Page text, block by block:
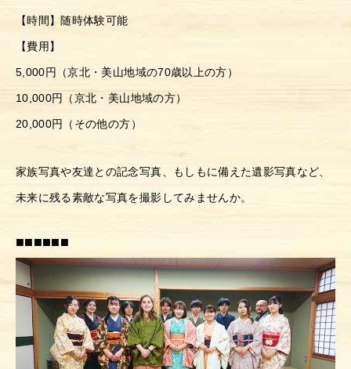
【時間】随時体験可能
【費用】
5,000円（京北・美山地域の70歳以上の方）
10,000円（京北・美山地域の方）
20,000円（その他の方）
家族写真や友達との記念写真、もしもに備えた遺影写真など、
未来に残る素敵な写真を撮影してみませんか。
■■■■■■